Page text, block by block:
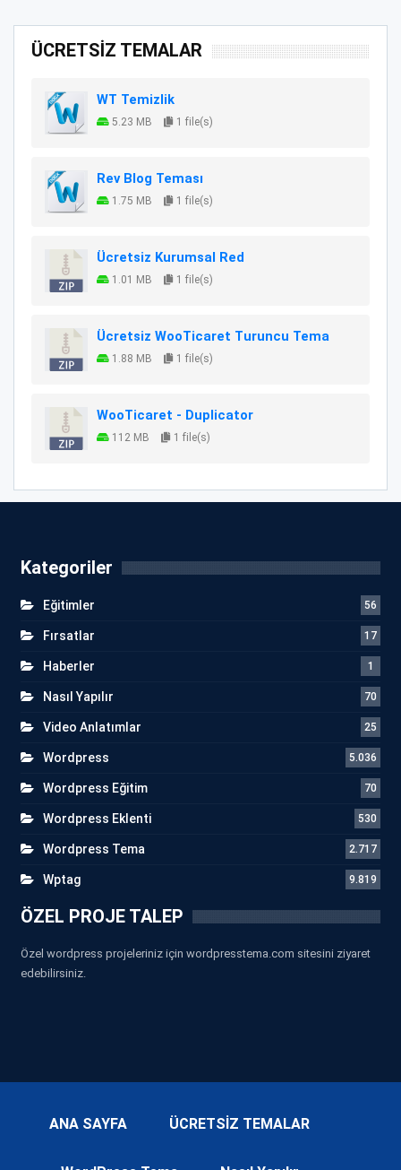
ÜCRETSİZ TEMALAR
WT Temizlik
5.23 MB 1 file(s)
Rev Blog Teması
1.75 MB 1 file(s)
Ücretsiz Kurumsal Red
1.01 MB 1 file(s)
Ücretsiz WooTicaret Turuncu Tema
1.88 MB 1 file(s)
WooTicaret - Duplicator
112 MB 1 file(s)
Kategoriler
Eğitimler 56
Fırsatlar 17
Haberler 1
Nasıl Yapılır 70
Video Anlatımlar 25
Wordpress 5.036
Wordpress Eğitim 70
Wordpress Eklenti 530
Wordpress Tema 2.717
Wptag 9.819
ÖZEL PROJE TALEP
Özel wordpress projeleriniz için wordpresstema.com sitesini ziyaret
edebilirsiniz.
ANA SAYFA ÜCRETSİZ TEMALAR